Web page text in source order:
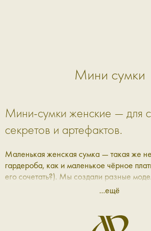
Мини сумки
Мини-сумки женские — для
секретов и артефактов.
Маленькая женская сумка — такая же
гардероба, как и маленькое чёрное
его сочетать?). Мы создали разные
которые вошли в каталог Aprell.
Маленькие женские сумки —
...ещё